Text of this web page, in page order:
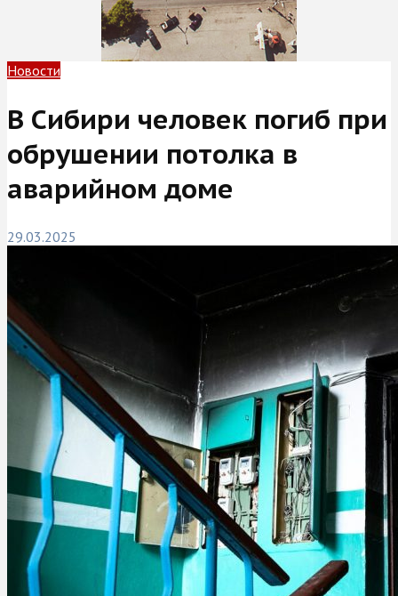
Новости
В Сибири человек погиб при
обрушении потолка в
аварийном доме
29.03.2025